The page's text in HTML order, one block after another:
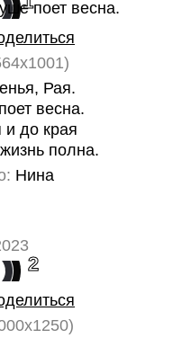
Рая.
весна.
и до края
полна.
Нина
2